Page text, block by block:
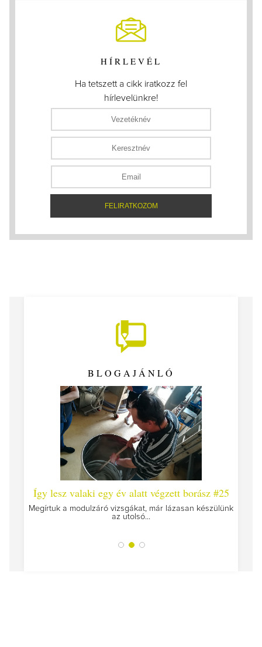
HÍRLEVÉL
Ha tetszett a cikk iratkozz fel
hírlevelünkre!
BLOGAJÁNLÓ
Így lesz valaki egy év alatt végzett borász #25
Megírtuk a modulzáró vizsgákat, már lázasan készülünk
az utolsó...